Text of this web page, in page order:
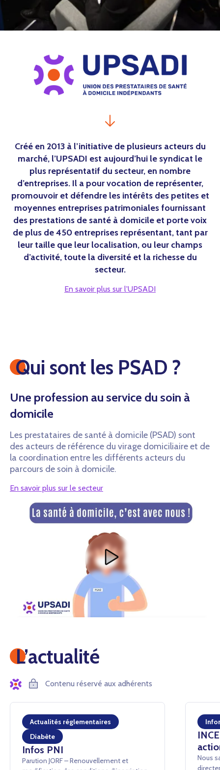
Créé en 2013 à l’initiative de plusieurs acteurs du
marché, l’UPSADI est aujourd’hui le syndicat le
plus représentatif du secteur, en nombre
d’entreprises. Il a pour vocation de représenter,
promouvoir et défendre les intérêts des petites et
moyennes entreprises patrimoniales fournissant
des prestations de santé à domicile et porte voix
de plus de 450 entreprises représentant, tant par
leur taille que leur localisation, ou leur champs
d’activité, toute la diversité et la richesse du
secteur.
En savoir plus sur l'UPSADI
Qui sont les PSAD ?
Une profession au service du soin à
domicile
Les prestataires de santé à domicile (PSAD) sont
des acteurs de référence du virage domiciliaire et de
la coordination entre les différents acteurs du
parcours de soin à domicile.
En savoir plus sur le secteur
L’actualité
Contenu réservé aux adhérents
Actualités réglementaires
Diabète
Infos PNI
Parution JORF – Renouvellement et
Nous